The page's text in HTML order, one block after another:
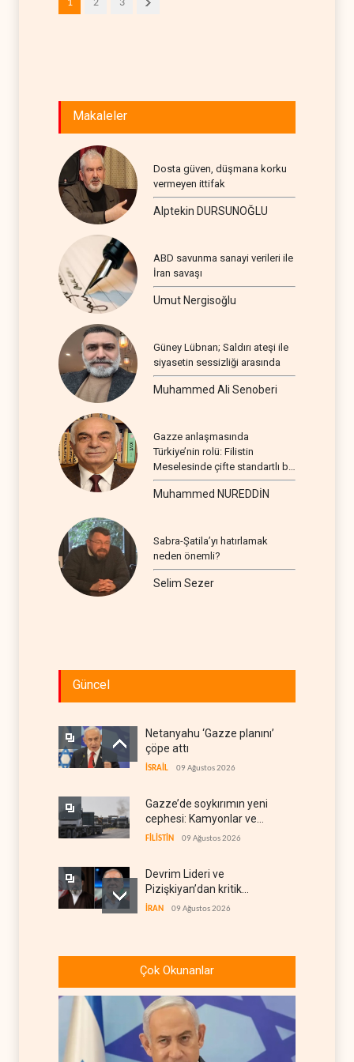
1 2 3
Makaleler
Dosta güven, düşmana korku
vermeyen ittifak
Alptekin DURSUNOĞLU
ABD savunma sanayi verileri ile
İran savaşı
Umut Nergisoğlu
Güney Lübnan; Saldırı ateşi ile
siyasetin sessizliği arasında
Muhammed Ali Senoberi
Gazze anlaşmasında
Türkiye’nin rolü: Filistin
Meselesinde çifte standartlı bir
seyir
Muhammed NUREDDİN
Sabra-Şatila’yı hatırlamak
neden önemli?
Selim Sezer
Güncel
Netanyahu ‘Gazze planını’
çöpe attı
İSRAİL 09 Ağustos 2026
Gazze’de soykırımın yeni
cephesi: Kamyonlar ve
sürücüler de hedefte
FİLİSTİN 09 Ağustos 2026
Devrim Lideri ve
Pizişkiyan’dan kritik
görüşme
İRAN 09 Ağustos 2026
güçlere büyük operasyon
Grönland’da izinsiz sondaj
hamlesi
BATI YARIM KÜRE 09 Ağustos 2026
Çok Okunanlar